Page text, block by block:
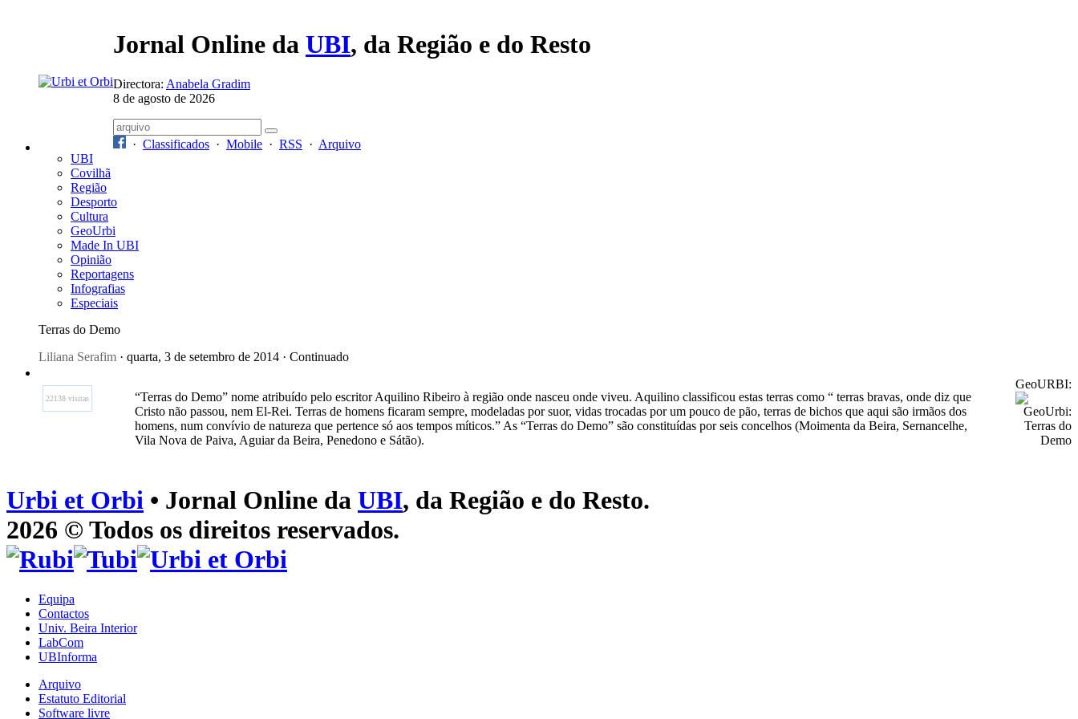
Jornal Online da UBI, da Região e do Resto
Directora: Anabela Gradim
8 de agosto de 2026
· Classificados · Mobile · RSS · Arquivo
UBI
Covilhã
Região
Desporto
Cultura
GeoUrbi
Made In UBI
Opinião
Reportagens
Infografias
Especiais
Terras do Demo
Liliana Serafim · quarta, 3 de setembro de 2014 · Continuado
22138 visitas
“Terras do Demo” nome atribuído pelo escritor Aquilino Ribeiro à região onde nasceu onde viveu. Aquilino classificou estas terras como “ terras bravas, onde diz que
Cristo não passou, nem El-Rei. Terras de homens ficaram sempre, modeladas por suor, vidas trocadas por um pouco de pão, terras de bichos que aqui são irmãos dos
homens, num convívio de natureza que pertence só aos tempos míticos.” As “Terras do Demo” são constituídas por seis concelhos (Moimenta da Beira, Sernancelhe,
Vila Nova de Paiva, Aguiar da Beira, Penedono e Sátão).
GeoURBI:
Urbi et Orbi • Jornal Online da UBI, da Região e do Resto.
2026 © Todos os direitos reservados.
Equipa
Contactos
Univ. Beira Interior
LabCom
UBInforma
Arquivo
Estatuto Editorial
Software livre